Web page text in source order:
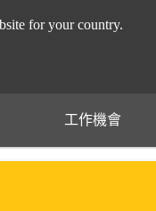
for your country.
工作機會